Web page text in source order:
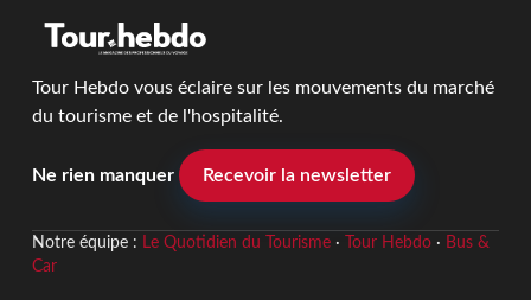
Tour Hebdo vous éclaire sur les mouvements du marché
du tourisme et de l'hospitalité.
Ne rien manquer Recevoir la newsletter
Notre équipe : Le Quotidien du Tourisme· Tour Hebdo· Bus &
Car